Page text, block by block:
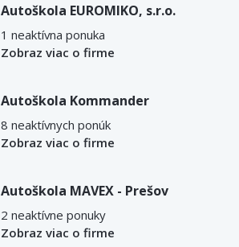
Autoškola EUROMIKO, s.r.o.
1 neaktívna ponuka
Zobraz viac o firme
Autoškola Kommander
8 neaktívnych ponúk
Zobraz viac o firme
Autoškola MAVEX - Prešov
2 neaktívne ponuky
Zobraz viac o firme